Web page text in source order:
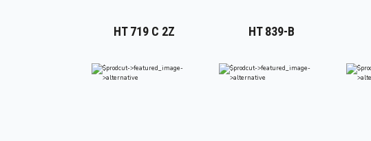
HT 719 C 2Z HT 839-B